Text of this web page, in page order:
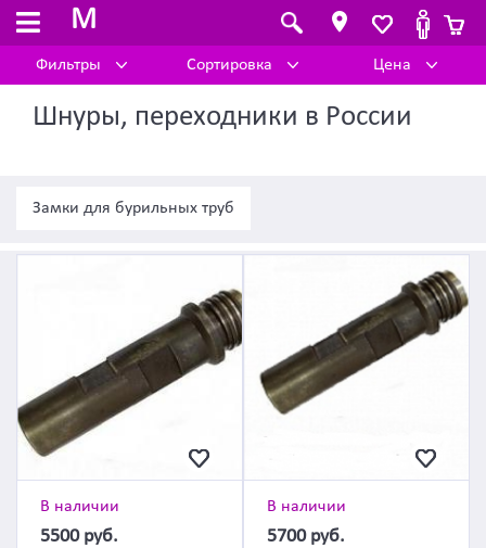
M
Фильтры Сортировка Цена
Шнуры, переходники в России
Замки для бурильных труб
В наличии
5500 руб.
В наличии
5700 руб.